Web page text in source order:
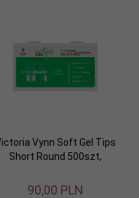
Vynn Soft Gel Tips
Short Round 500szt,
90,00 PLN